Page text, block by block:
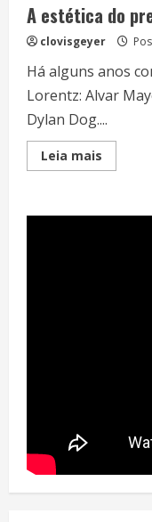
A estética do
clovisgeyer
Há alguns anos
Lorentz: Alvar
Dylan Dog....
Leia mais
more
do